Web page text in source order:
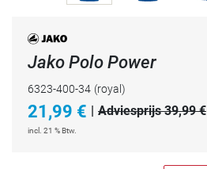
Jako Polo Power
6323-400-34 (royal)
21,99 € Adviesprijs 39,99 €
incl. 21 % Btw.